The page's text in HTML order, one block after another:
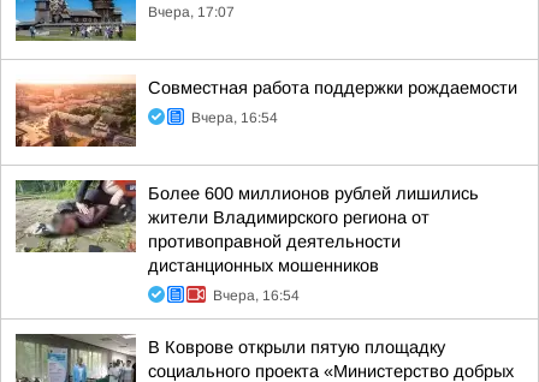
Вчера, 17:07
Совместная работа поддержки рождаемости
Вчера, 16:54
Более 600 миллионов рублей лишились
жители Владимирского региона от
противоправной деятельности
дистанционных мошенников
Вчера, 16:54
В Коврове открыли пятую площадку
социального проекта «Министерство добрых